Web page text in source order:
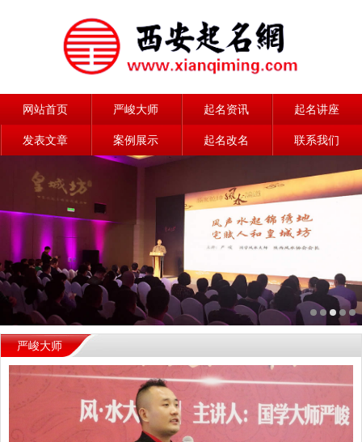
网站首页 严峻大师 起名资讯 起名讲座
发表文章 案例展示 起名改名 联系我们
严峻大师